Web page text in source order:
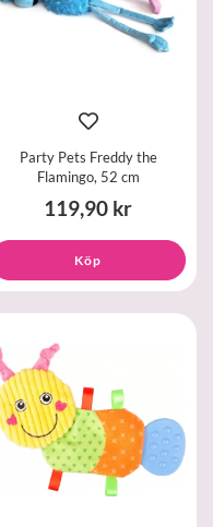
Party Pets Freddy the
Flamingo, 52 cm
119,90 kr
Köp